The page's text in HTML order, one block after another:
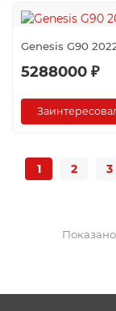
Genesis G90
5288000 ₽
1 2 3
Показано